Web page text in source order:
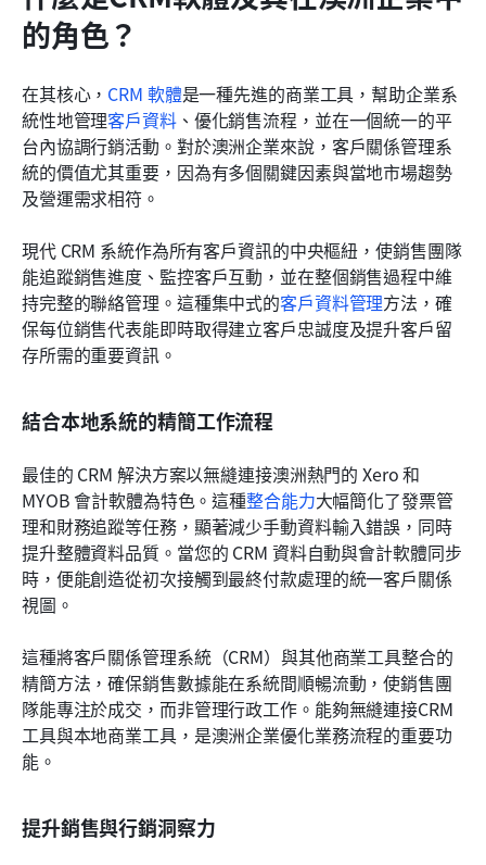
的角色？
在其核心， CRM 軟體是一種先進的商業工具，幫助企業系
統性地管理客戶資料、優化銷售流程，並在一個統一的平
台內協調行銷活動。對於澳洲企業來說，客戶關係管理系
統的價值尤其重要，因為有多個關鍵因素與當地市場趨勢
及營運需求相符。
現代 CRM 系統作為所有客戶資訊的中央樞紐，使銷售團隊
能追蹤銷售進度、監控客戶互動，並在整個銷售過程中維
持完整的聯絡管理。這種集中式的客戶資料管理方法，確
保每位銷售代表能即時取得建立客戶忠誠度及提升客戶留
存所需的重要資訊。
結合本地系統的精簡工作流程
最佳的 CRM 解決方案以無縫連接澳洲熱門的 Xero 和
MYOB 會計軟體為特色。這種整合能力大幅簡化了發票管
理和財務追蹤等任務，顯著減少手動資料輸入錯誤，同時
提升整體資料品質。當您的 CRM 資料自動與會計軟體同步
時，便能創造從初次接觸到最終付款處理的統一客戶關係
視圖。
這種將客戶關係管理系統（CRM）與其他商業工具整合的
精簡方法，確保銷售數據能在系統間順暢流動，使銷售團
隊能專注於成交，而非管理行政工作。能夠無縫連接CRM
工具與本地商業工具，是澳洲企業優化業務流程的重要功
能。
提升銷售與行銷洞察力